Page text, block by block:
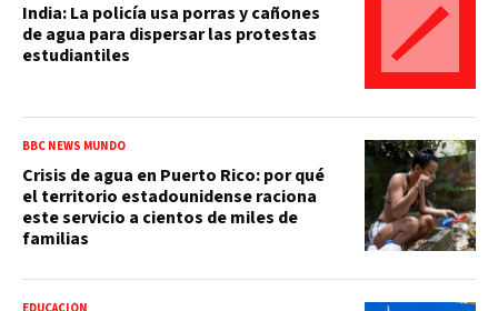
India: La policía usa porras y cañones
de agua para dispersar las protestas
estudiantiles
BBC NEWS MUNDO
Crisis de agua en Puerto Rico: por qué
el territorio estadounidense raciona
este servicio a cientos de miles de
familias